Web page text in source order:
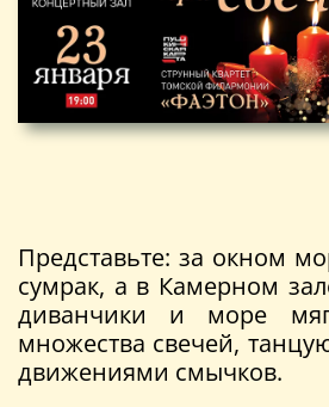
Представьте: за окном
сумрак, а в Камерном
диванчики и море
множества свечей,
движениями смычков.